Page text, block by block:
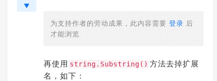
为支持作者的劳动成果，此内容需要 登录 后
才能浏览
再使用 string.Substring() 方法去掉扩展
名，如下：